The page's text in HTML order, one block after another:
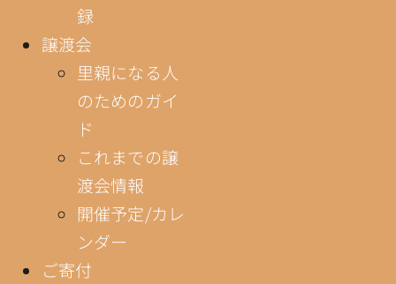
録
譲渡会
里親になる人
のためのガイ
ド
これまでの譲
渡会情報
開催予定/カレ
ンダー
ご寄付